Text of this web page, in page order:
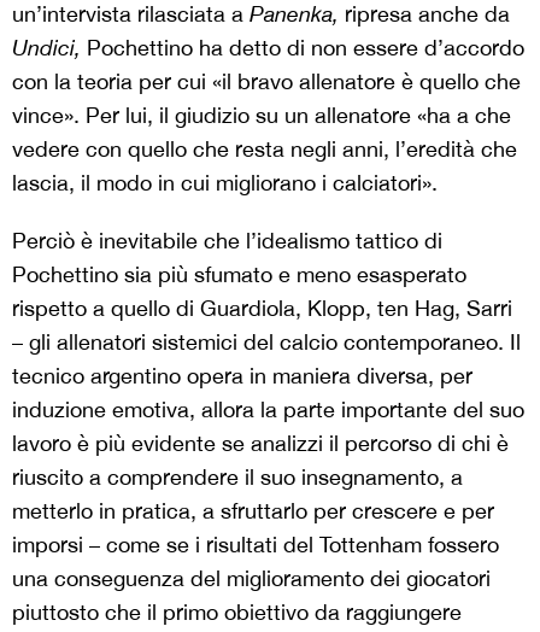
un’intervista rilasciata a Panenka, ripresa anche da
Undici, Pochettino ha detto di non essere d’accordo
con la teoria per cui «il bravo allenatore è quello che
vince». Per lui, il giudizio su un allenatore «ha a che
vedere con quello che resta negli anni, l’eredità che
lascia, il modo in cui migliorano i calciatori».
Perciò è inevitabile che l’idealismo tattico di
Pochettino sia più sfumato e meno esasperato
rispetto a quello di Guardiola, Klopp, ten Hag, Sarri
– gli allenatori sistemici del calcio contemporaneo. Il
tecnico argentino opera in maniera diversa, per
induzione emotiva, allora la parte importante del suo
lavoro è più evidente se analizzi il percorso di chi è
riuscito a comprendere il suo insegnamento, a
metterlo in pratica, a sfruttarlo per crescere e per
imporsi – come se i risultati del Tottenham fossero
una conseguenza del miglioramento dei giocatori
piuttosto che il primo obiettivo da raggiungere